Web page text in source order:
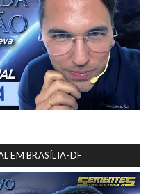
EM BRASÍLIA-DF